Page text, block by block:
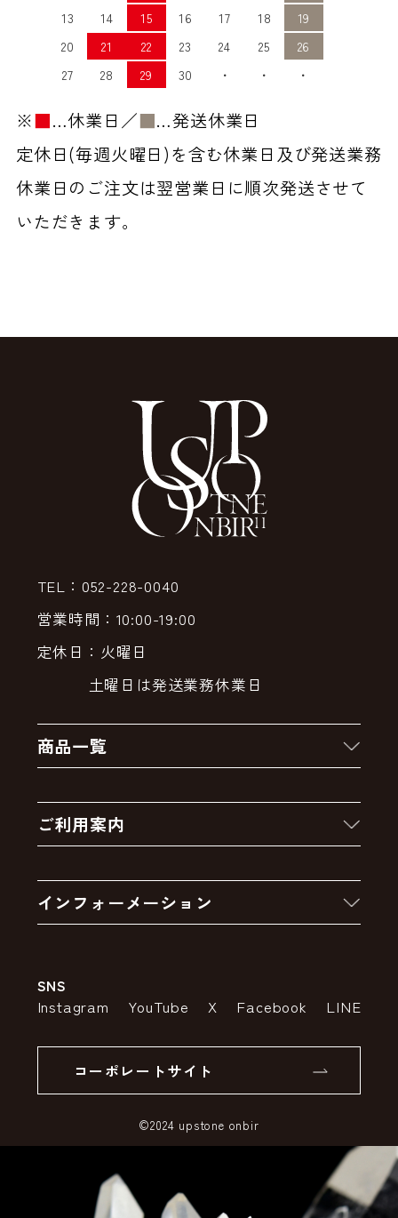
13
14 15 16 17 18
19
20
21 22 23 24 25
26
27
28 29 30 ・ ・ ・
※■…休業日／■…発送休業日
定休日(毎週火曜日)を含む休業日及び発送業務
休業日のご注文は翌営業日に順次発送させて
いただきます。
TEL：052-228-0040
営業時間：10:00-19:00
定休日：火曜日
土曜日は発送業務休業日
商品一覧
クーポン
卸販売・大量注文
アウトレットセール
ご利用案内
お支払いについて
インフォーメーション
特定商取引法の表示
SSLサーバー証明書とは
SNS
Instagram YouTube X Facebook LINE
コーポレートサイト
©2024 upstone onbir